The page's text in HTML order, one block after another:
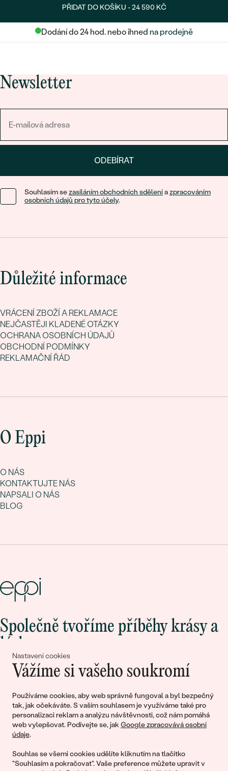
Nastavení cookies
Vážíme si vašeho soukromí
Používáme cookies, aby web správně fungoval a byl bezpečný
tak, jak očekáváte. S vaším souhlasem je využíváme také pro
personalizaci reklam a analýzu návštěvnosti, což nám pomáhá
web vylepšovat. Podívejte se, jak Google zpracovává osobní
údaje.
Souhlas se všemi cookies udělíte kliknutím na tlačítko
"Souhlasím a pokračovat". Vaše preference můžete upravit v
PŘIDAT DO KOŠÍKU -24 590 KČ
Dodání do 24 hod. nebo ihned na prodejně
Newsletter
ODEBÍRAT
Souhlasím sezasíláním obchodních sděleníazpracováním
osobních údajů pro tyto účely.
Důležité informace
VRÁCENÍ ZBOŽÍ A REKLAMACE
NEJČASTĚJI KLADENÉ OTÁZKY
OCHRANA OSOBNÍCH ÚDAJŮ
OBCHODNÍ PODMÍNKY
REKLAMAČNÍ ŘÁD
O Eppi
O NÁS
KONTAKTUJTE NÁS
NAPSALI O NÁS
BLOG
Společně tvoříme příběhy krásy a
Připojte se k nám!